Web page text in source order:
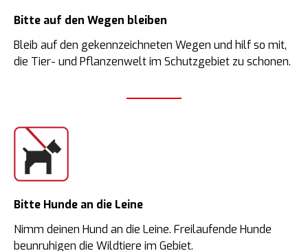
Bitte auf den Wegen bleiben
Bleib auf den gekennzeichneten Wegen und hilf so mit,
die Tier- und Pflanzenwelt im Schutzgebiet zu schonen.
Bitte Hunde an die Leine
Nimm deinen Hund an die Leine. Freilaufende Hunde
beunruhigen die Wildtiere im Gebiet.